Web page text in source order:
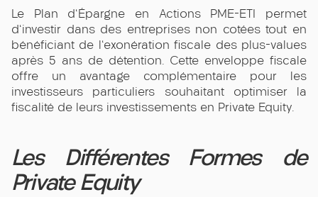
Le Plan d'Épargne en Actions PME-ETI permet
d'investir dans des entreprises non cotées tout en
bénéficiant de l'exonération fiscale des plus-values
après 5 ans de détention. Cette enveloppe fiscale
offre un avantage complémentaire pour les
investisseurs particuliers souhaitant optimiser la
fiscalité de leurs investissements en Private Equity.
Les Différentes Formes de
Private Equity